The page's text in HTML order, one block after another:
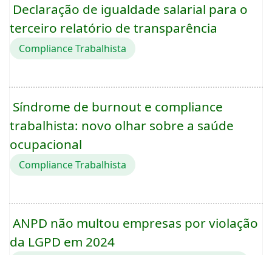
Declaração de igualdade salarial para o
terceiro relatório de transparência
Compliance Trabalhista
Síndrome de burnout e compliance
trabalhista: novo olhar sobre a saúde
ocupacional
Compliance Trabalhista
ANPD não multou empresas por violação
da LGPD em 2024